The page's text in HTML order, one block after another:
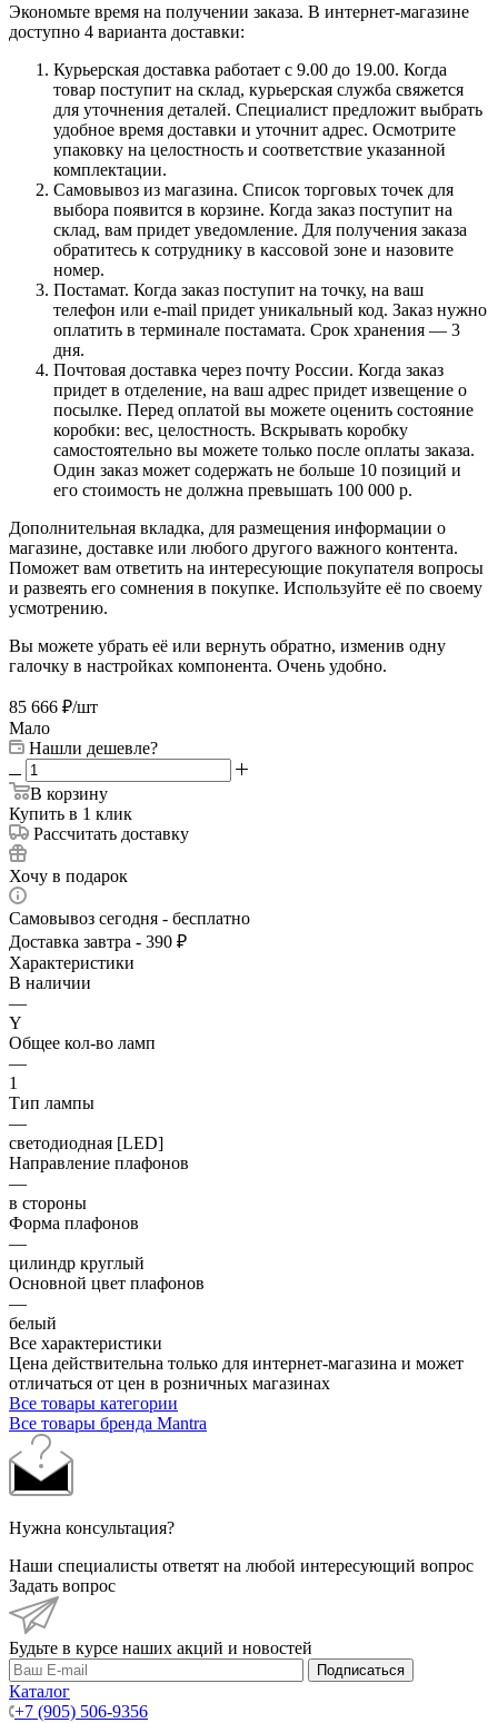
Экономьте время на получении заказа. В интернет-магазине
доступно 4 варианта доставки:
Курьерская доставка работает с 9.00 до 19.00. Когда
товар поступит на склад, курьерская служба свяжется
для уточнения деталей. Специалист предложит выбрать
удобное время доставки и уточнит адрес. Осмотрите
упаковку на целостность и соответствие указанной
комплектации.
Самовывоз из магазина. Список торговых точек для
выбора появится в корзине. Когда заказ поступит на
склад, вам придет уведомление. Для получения заказа
обратитесь к сотруднику в кассовой зоне и назовите
номер.
Постамат. Когда заказ поступит на точку, на ваш
телефон или e-mail придет уникальный код. Заказ нужно
оплатить в терминале постамата. Срок хранения — 3
дня.
Почтовая доставка через почту России. Когда заказ
придет в отделение, на ваш адрес придет извещение о
посылке. Перед оплатой вы можете оценить состояние
коробки: вес, целостность. Вскрывать коробку
самостоятельно вы можете только после оплаты заказа.
Один заказ может содержать не больше 10 позиций и
его стоимость не должна превышать 100 000 р.
Дополнительная вкладка, для размещения информации о
магазине, доставке или любого другого важного контента.
Поможет вам ответить на интересующие покупателя вопросы
и развеять его сомнения в покупке. Используйте её по своему
усмотрению.
Вы можете убрать её или вернуть обратно, изменив одну
галочку в настройках компонента. Очень удобно.
85 666 ₽/шт
Мало
Нашли дешевле?
В корзину
Купить в 1 клик
Рассчитать доставку
Хочу в подарок
Самовывоз сегодня - бесплатно
Доставка завтра - 390 ₽
Характеристики
В наличии
—
Y
Общее кол-во ламп
—
1
Тип лампы
—
светодиодная [LED]
Направление плафонов
—
в стороны
Форма плафонов
—
цилиндр круглый
Основной цвет плафонов
—
белый
Все характеристики
Цена действительна только для интернет-магазина и может
отличаться от цен в розничных магазинах
Все товары категории
Все товары бренда Mantra
Нужна консультация?
Наши специалисты ответят на любой интересующий вопрос
Задать вопрос
Будьте в курсе наших акций и новостей
Подписаться
Каталог
+7 (905) 506-9356